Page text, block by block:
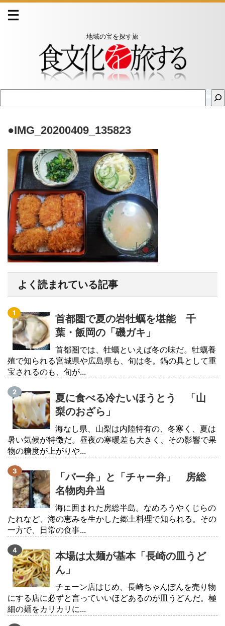
地域の宝を探す旅
●IMG_20200409_135823
よく読まれている記事
首都圏で夏の岩牡蠣を堪能 千
葉・飯岡の「磯ガキ」
首都圏では、牡蠣といえば冬の味だ。牡蠣養
殖で知られる宮城県や広島県も、旬は冬。鍋の具として重
宝されるのも、旬が...
夏に食べる冷たいほうとう 「山
梨のおざら」
海なし県、山梨は内陸特有の、冬寒く、夏は
暑い気候が特徴だ。昼夜の寒暖差も大きく、その影響で果
物の糖度が上がりや...
「バー弁」と「チャー弁」 房総
名物肉弁当
海に囲まれた房総半島。なめろうやくじらの
たれなど、海の恵みを生かした郷土料理で知られる。その
一方で、日常の食事...
本場は太麺が基本「長崎の皿うど
ん」
チェーン店はじめ、長崎ちゃんぽんを売り物
にする店に必ずと言っていいほどあるのが皿うどんだ。極
細の麺をカリカリに...